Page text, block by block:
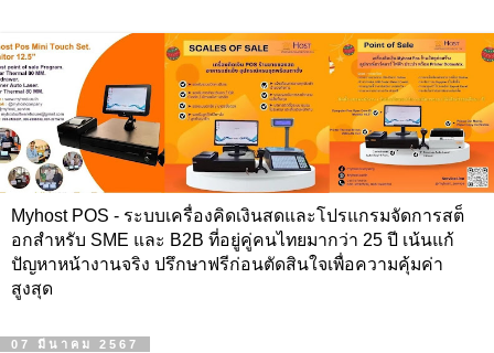
Myhost POS - ระบบเครื่องคิดเงินสดและโปรแกรมจัดการสต็
อกสำหรับ SME และ B2B ที่อยู่คู่คนไทยมากว่า 25 ปี เน้นแก้
ปัญหาหน้างานจริง ปรึกษาฟรีก่อนตัดสินใจเพื่อความคุ้มค่า
สูงสุด
07 มีนาคม 2567